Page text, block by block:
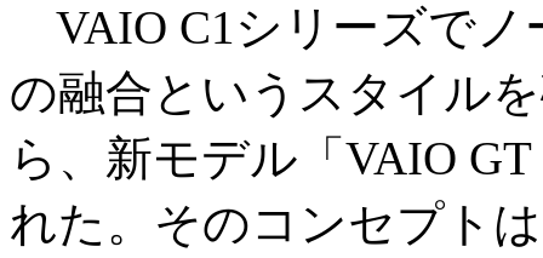
VAIO C1シリーズでノ
の融合というスタイル
ら、新モデル「VAIO
れた。そのコンセプト